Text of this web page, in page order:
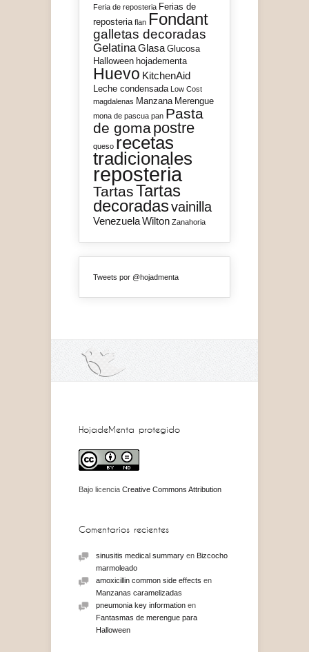
Feria de reposteria Ferias de
reposteria flan Fondant
galletas decoradas
GelatinaGlasa Glucosa
Halloween hojadementa
Huevo KitchenAid
Leche condensada Low Cost
magdalenas Manzana Merengue
mona de pascua pan Pasta
de gomapostre
queso recetas
tradicionales
reposteria
TartasTartas
decoradasvainilla
VenezuelaWilton Zanahoria
Tweets por @hojadmenta
HojadeMenta protegido
Bajo licencia Creative Commons Attribution
Comentarios recientes
sinusitis medical summary en Bizcocho
marmoleado
amoxicillin common side effects en
Manzanas caramelizadas
pneumonia key information en
Fantasmas de merengue para
Halloween